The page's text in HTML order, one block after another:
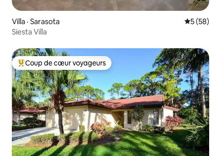
Villa · Sarasota Note
5 (58)
Siesta Villa
Coup de cœur voyageurs parmi les plus aimés
Coup de cœur voyageurs